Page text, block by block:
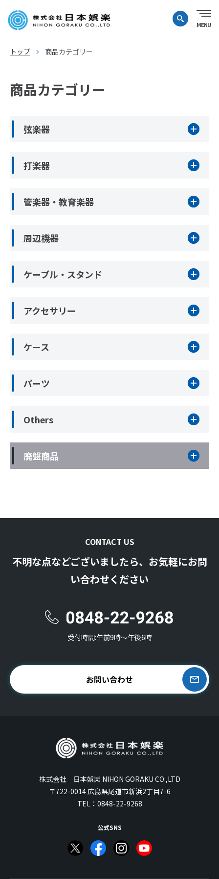
トップ 商品カテゴリー
商品カテゴリー
弦楽器
打楽器
管楽器・教育楽器
周辺機器
ケーブル・スタンド
アクセサリー
ケース
パーツ
Others
廃盤商品
CONTACT US
不明な点などございましたら、お気軽にお問
い合わせください
受付時間:午前9時〜午後6時
お問い合わせ
株式会社 日本娯楽 NIHON GORAKU CO.,LTD
〒722-0014 広島県尾道市新浜2丁目7-6
TEL： 0848-22-9268
公式SNS